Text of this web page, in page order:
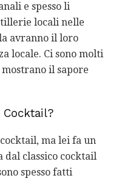
e spesso li
locali nelle
avranno il loro
locale. Ci sono molti
mostrano il sapore
ma lei fa un
dal classico cocktail
spesso fatti